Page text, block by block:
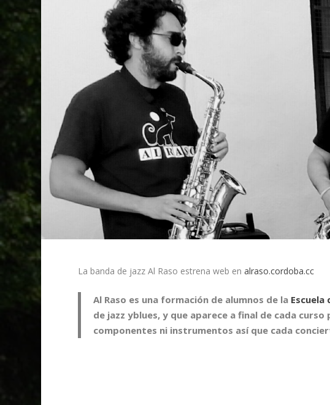
La banda de jazz Al Raso estrena web enalraso.cordoba.cc
Al Raso es una formación de alumnos de la Escuela
de jazzyblues, y que aparece a final de cada
componentes ni instrumentos así que cada